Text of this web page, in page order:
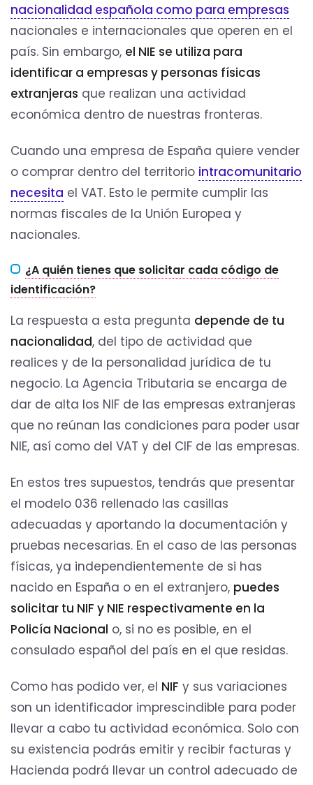
nacionalidad española como para empresas
nacionales e internacionales que operen en el
país. Sin embargo, el NIE se utiliza para
identificar a empresas y personas físicas
extranjeras que realizan una actividad
económica dentro de nuestras fronteras.
Cuando una empresa de España quiere vender
o comprar dentro del territorio intracomunitario
necesita el VAT. Esto le permite cumplir las
normas fiscales de la Unión Europea y
nacionales.
¿A quién tienes que solicitar cada código de
identificación?
La respuesta a esta pregunta depende de tu
nacionalidad, del tipo de actividad que
realices y de la personalidad jurídica de tu
negocio. La Agencia Tributaria se encarga de
dar de alta los NIF de las empresas extranjeras
que no reúnan las condiciones para poder usar
NIE, así como del VAT y del CIF de las empresas.
En estos tres supuestos, tendrás que presentar
el modelo 036 rellenado las casillas
adecuadas y aportando la documentación y
pruebas necesarias. En el caso de las personas
físicas, ya independientemente de si has
nacido en España o en el extranjero, puedes
solicitar tu NIF y NIE respectivamente en la
Policía Nacional o, si no es posible, en el
consulado español del país en el que residas.
Como has podido ver, el NIF y sus variaciones
son un identificador imprescindible para poder
llevar a cabo tu actividad económica. Solo con
su existencia podrás emitir y recibir facturas y
Hacienda podrá llevar un control adecuado de